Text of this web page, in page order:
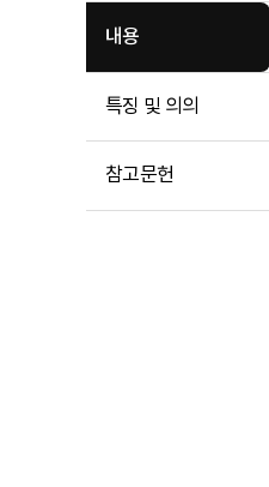
내용
특징 및 의의
참고문헌